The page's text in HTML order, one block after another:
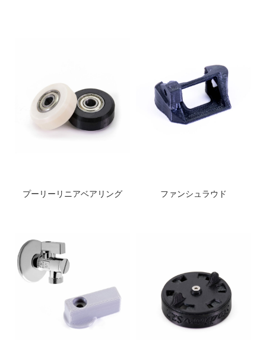
プーリーリニアベアリング ファンシュラウド